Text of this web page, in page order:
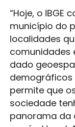
“Hoje, o IBGE
município do
localidades
comunidades
dado
demográficos
permite que
sociedade
panorama da